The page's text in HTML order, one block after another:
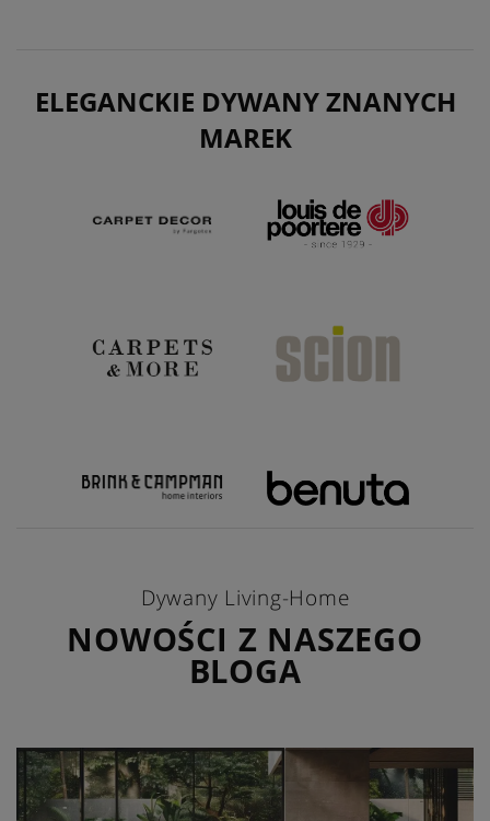
ELEGANCKIE DYWANY ZNANYCH
MAREK
Dywany Living-Home
NOWOŚCI Z NASZEGO
BLOGA